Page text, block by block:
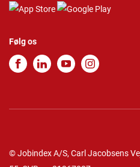
Følg os
© Jobindex A/S, Carl Jacobsens